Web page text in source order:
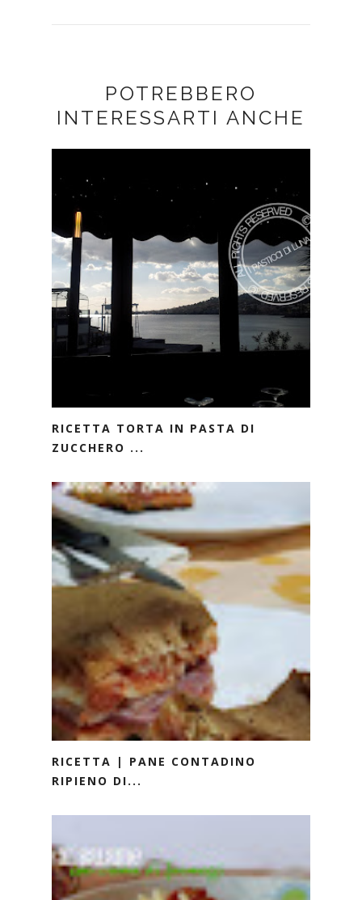
POTREBBERO
INTERESSARTI ANCHE
RICETTA TORTA IN PASTA DI
ZUCCHERO ...
RICETTA | PANE CONTADINO
RIPIENO DI...